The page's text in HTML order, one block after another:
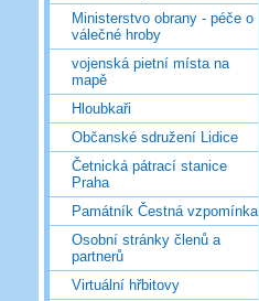
Ministerstvo obrany - péče o
válečné hroby
vojenská pietní místa na
mapě
Hloubkaři
Občanské sdružení Lidice
Četnická pátrací stanice
Praha
Památník Čestná vzpomínka
Osobní stránky členů a
partnerů
Virtuální hřbitovy